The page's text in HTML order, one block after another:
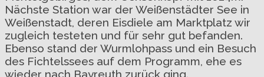
Nächste Station war der Weißenstädter See in
Weißenstadt, deren Eisdiele am Marktplatz wir
zugleich testeten und für sehr gut befanden.
Ebenso stand der Wurmlohpass und ein Besuch
des Fichtelssees auf dem Programm, ehe es
wieder nach Bayreuth zurück ging.